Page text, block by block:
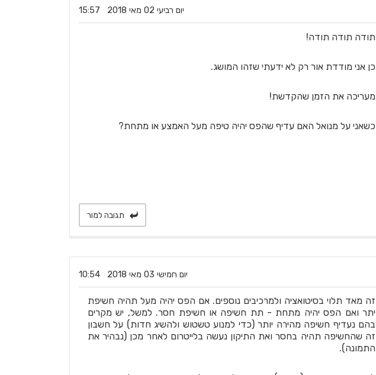
תגובה למור
‏יום רביעי ‏02 ‏מאי ‏2018 15:57
תודה תודה תודה!
כן אני מודדת אור רק לא ידעתי שזהו המושג.
מעריכה את הזמן שהקדשת!
כשאני על מנואל האם עדיף שהפס יהיה טיפה מעל האמצע או מתחת?
‏יום חמישי ‏03 ‏מאי ‏2018 10:54
זה מאד תלוי בסיטואציה ולמרכיבים נוספים. אם הפס יהיה מעל תהיה חשיפת
יתר ואם הפס יהיה מתחת - תת חשיפה או חשיפת חסר. למשל, יש מקרים
בהם נעדיף חשיפה מהירה יותר (כדי למנוע טשטוש ולהשיג חדות) על חשבון
זה שהחשיפה תהיה בחסר ואת התיקון נעשה בלייטרום לאחר מכן (נבהיר את
התמונה).